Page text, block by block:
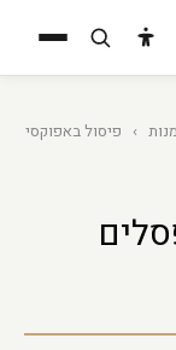
› פיסול באפוקסי